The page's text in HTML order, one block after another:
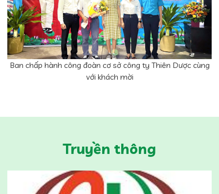
Ban chấp hành công đoàn cơ sở công ty Thiên Dược cùng
với khách mời
Truyền thông